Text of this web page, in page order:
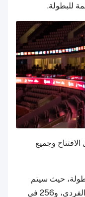
للبطولة.
وجميع
لاعباً في البطولة، حيث سيتم
تقسيمهم إلى 256 لاعباً في منافسات الفردي، و256 في